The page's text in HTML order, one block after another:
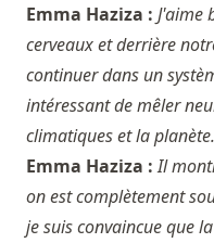
Emma Haziza : J'aime
cerveaux et derrière
continuer dans un
intéressant de mêler
climatiques et la planète.
Emma Haziza :Il
on est complètement
je suis convaincue que